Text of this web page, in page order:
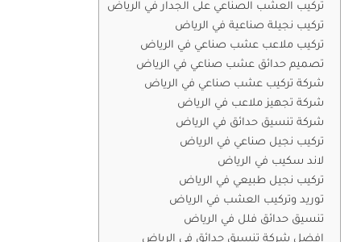
تركيب العشب الصناعي على الجدار في الرياض
تركيب نجيلة صناعية في الرياض
تركيب ملاعب عشب صناعي في الرياض
تصميم حدائق عشب صناعي في الرياض
شركة تركيب عشب صناعي في الرياض
شركة تجهيز ملاعب في الرياض
شركة تنسيق حدائق في الرياض
تركيب نجيل صناعي في الرياض
لاند سكيب في الرياض
تركيب نجيل طبيعي في الرياض
توريد وتركيب العشب في الرياض
تنسيق حدائق فلل في الرياض
افضل شركة تنسيق حدائق في الرياض